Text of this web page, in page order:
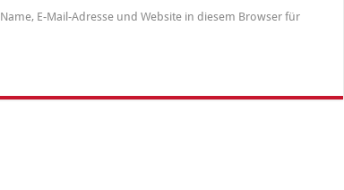
Name, E-Mail-Adresse und Website in diesem Browser für